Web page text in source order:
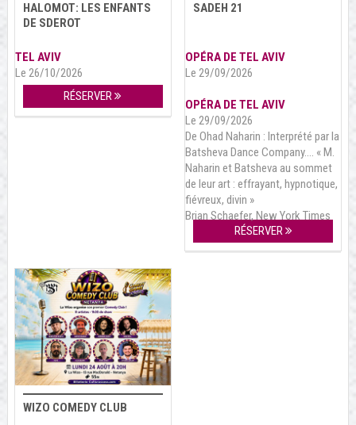
HALOMOT: LES ENFANTS
DE SDEROT
TEL AVIV
Le 26/10/2026
RÉSERVER
SADEH 21
OPÉRA DE TEL AVIV
Le 29/09/2026
OPÉRA DE TEL AVIV
Le 29/09/2026
De Ohad Naharin : Interprété par la
Batsheva Dance Company…. « M.
Naharin et Batsheva au sommet
de leur art : effrayant, hypnotique,
fiévreux, divin »
Brian Schaefer, New York Times
RÉSERVER
WIZO COMEDY CLUB